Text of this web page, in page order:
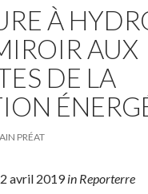
À
AUX
DE LA
PRÉAT
, 2 avril 2019in Reporterre